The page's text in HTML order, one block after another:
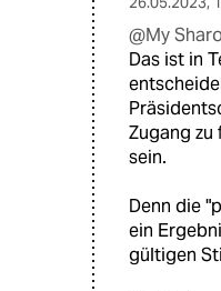
@My
Das ist in
Zugang zu
sein.
Denn die
ein
gültigen